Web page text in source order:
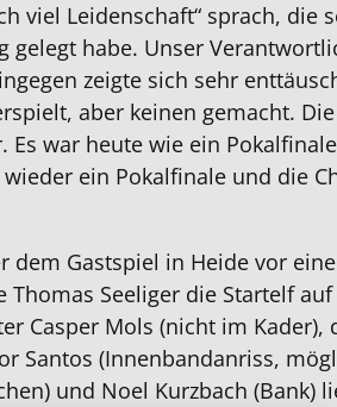
viel Leidenschaft“ sprach, die
gelegt habe. Unser
zeigte sich sehr
aber keinen gemacht.
Es war heute wie ein
ein Pokalfinale und die
dem Gastspiel in Heide vor
Thomas Seeliger die Startelf
Casper Mols (nicht im Kader),
Santos (Innenbandanriss,
und Noel Kurzbach (Bank)